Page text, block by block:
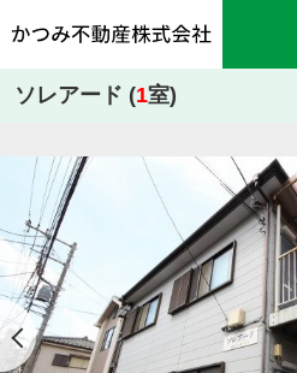
ソレアード (1室)